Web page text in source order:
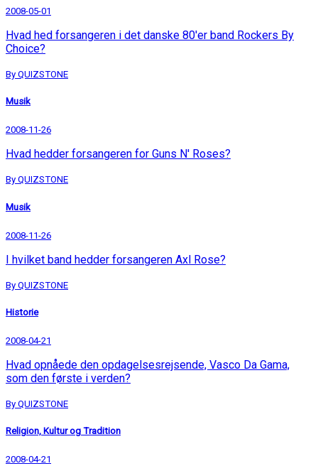
2008-05-01
Hvad hed forsangeren i det danske 80'er band Rockers By
Choice?
By QUIZSTONE
Musik
2008-11-26
Hvad hedder forsangeren for Guns N' Roses?
By QUIZSTONE
Musik
2008-11-26
I hvilket band hedder forsangeren Axl Rose?
By QUIZSTONE
Historie
2008-04-21
Hvad opnåede den opdagelsesrejsende, Vasco Da Gama,
som den første i verden?
By QUIZSTONE
Religion, Kultur og Tradition
2008-04-21